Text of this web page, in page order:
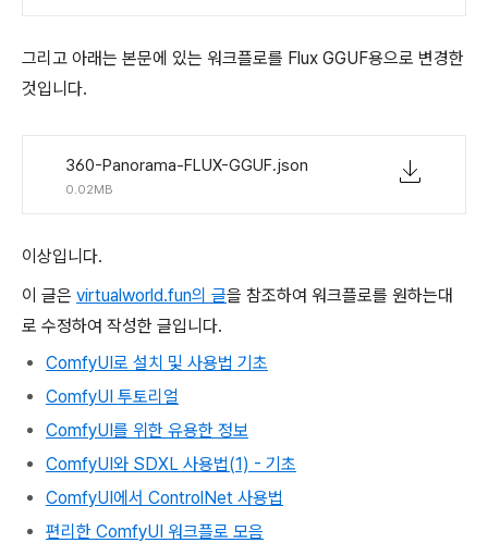
그리고 아래는 본문에 있는 워크플로를 Flux GGUF용으로 변경한
것입니다.
360-Panorama-FLUX-GGUF.json
0.02MB
이상입니다.
이 글은 virtualworld.fun의 글을 참조하여 워크플로를 원하는대
로 수정하여 작성한 글입니다.
ComfyUI로 설치 및 사용법 기초
ComfyUI 투토리얼
ComfyUI를 위한 유용한 정보
ComfyUI와 SDXL 사용법(1) - 기초
ComfyUI에서 ControlNet 사용법
편리한 ComfyUI 워크플로 모음